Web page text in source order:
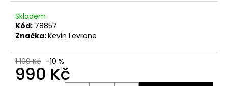
Skladem
Kód: 78857
Značka:Kevin Levrone
1 100 Kč –10 %
990 Kč
o
p
o
u
č
u